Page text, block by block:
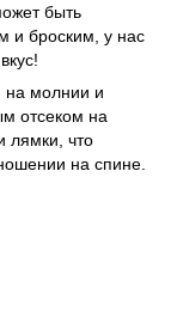
быть
и броским, у нас
на молнии и
отсеком на
лямки, что
на спине.